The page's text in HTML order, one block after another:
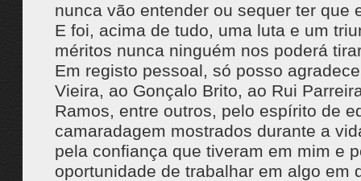
nunca vão entender ou sequer ter que
E foi, acima de tudo, uma luta e um
méritos nunca ninguém nos poderá
Em registo pessoal, só posso
Vieira, ao Gonçalo Brito, ao Rui
Ramos, entre outros, pelo espírito de
camaradagem mostrados durante a
pela confiança que tiveram em mim e
oportunidade de trabalhar em algo em